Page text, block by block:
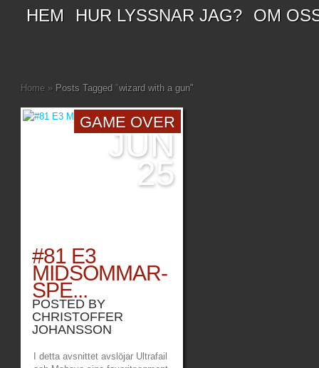
HEM HUR LYSSNAR JAG? OM
Home » Posts Tagged "wizard with a gun"
GAME OVER
JUN
25
#81 E3
MIDSOMMAR-
SPE...
POSTED BY
CHRISTOFFER
JOHANSSON
I detta avsnittet avslöjar Ultrafail